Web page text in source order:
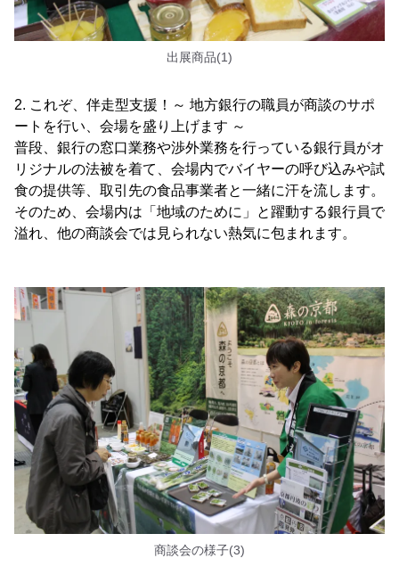
出展商品(1)
2. これぞ、伴走型支援！～ 地方銀行の職員が商談のサポ
ートを行い、会場を盛り上げます ～
普段、銀行の窓口業務や渉外業務を行っている銀行員がオ
リジナルの法被を着て、会場内でバイヤーの呼び込みや試
食の提供等、取引先の食品事業者と一緒に汗を流します。
そのため、会場内は「地域のために」と躍動する銀行員で
溢れ、他の商談会では見られない熱気に包まれます。
商談会の様子(3)